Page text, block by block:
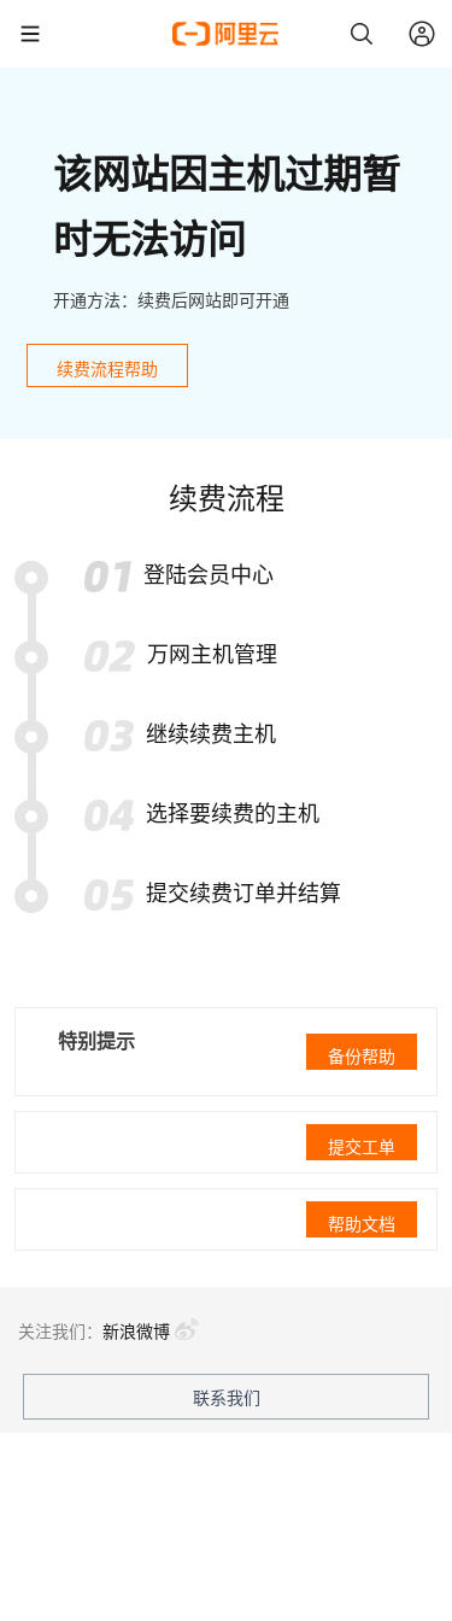
该网站因主机过期暂
时无法访问
开通方法：续费后网站即可开通
续费流程帮助
续费流程
登陆会员中心
万网主机管理
继续续费主机
选择要续费的主机
提交续费订单并结算
特别提示
备份帮助
提交工单
帮助文档